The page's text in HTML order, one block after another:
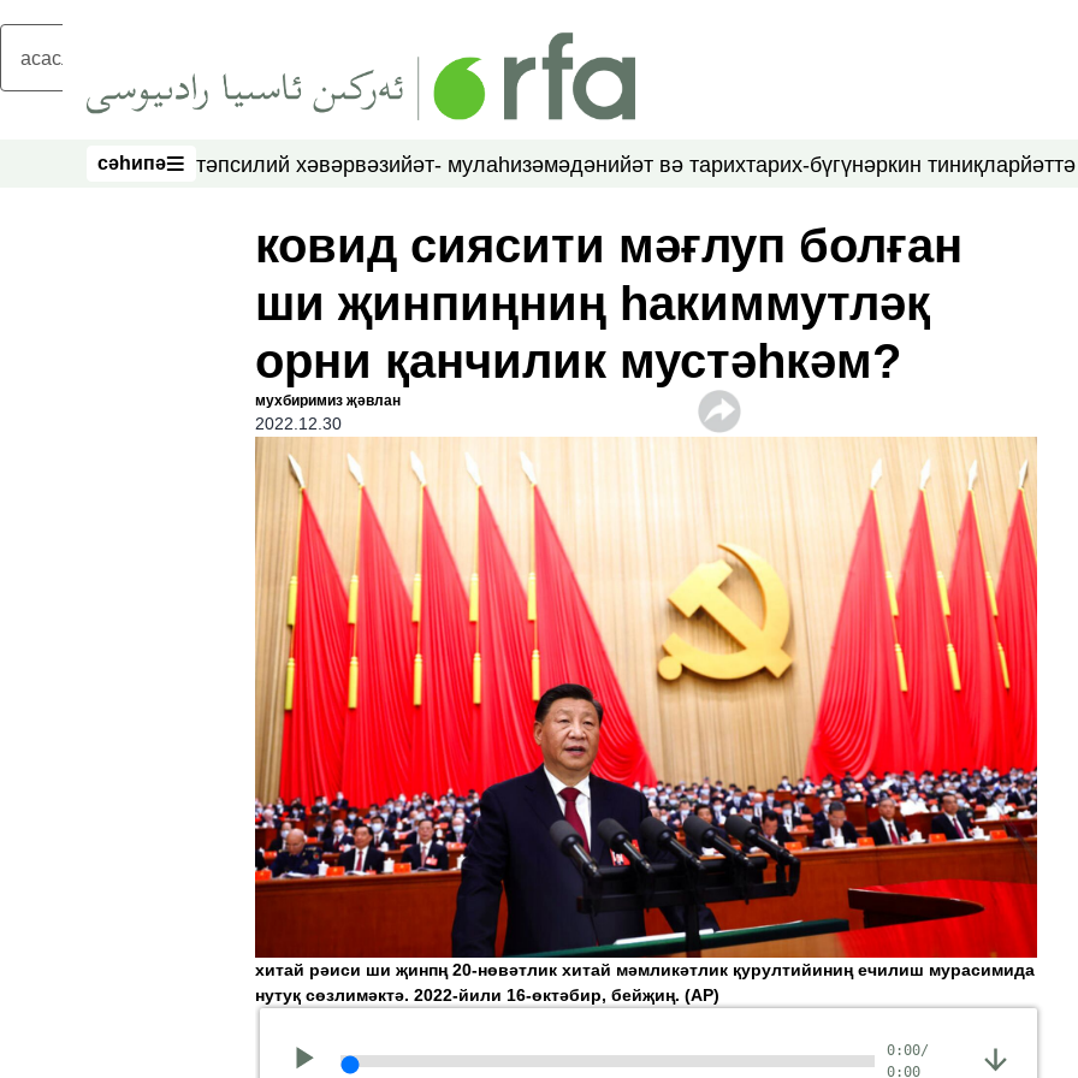
асаслиқ мәзмунға атлаң
сәһипә тәпсилий хәвәрвәзийәт- мулаһизәмәдәнийәт вә тарихтарих-бүгүнәркин тиниқлар
ковид сиясити мәғлуп болған
ши җинпиңниң һакиммутләқ
орни қанчилик мустәһкәм?
мухбиримиз җәвлан
2022.12.30
хитай рәиси ши җинпң 20-нөвәтлик хитай мәмликәтлик қурултийиниң ечилиш мурасимида
нутуқ сөзлимәктә. 2022-йили 16-өктәбир, бейҗиң. (AP)
0:00/
0:00